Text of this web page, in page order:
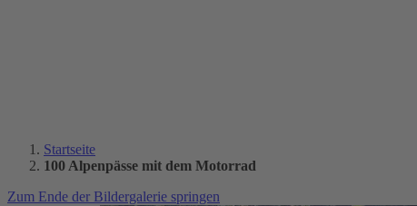
Startseite
100 Alpenpässe mit dem Motorrad
Zum Ende der Bildergalerie springen